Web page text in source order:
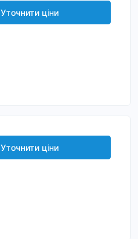
Уточнити ціни
Уточнити ціни